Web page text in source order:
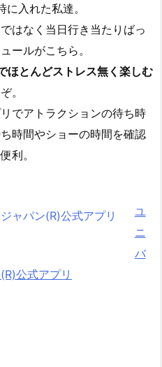
入れた私達。
はなく当日行き当たりばっ
ールがこちら。
ほとんどストレス無く楽しむ
。
でアトラクションの待ち時
時間やショーの時間を確認
利。
ユ
ニ
バ
公式アプリ